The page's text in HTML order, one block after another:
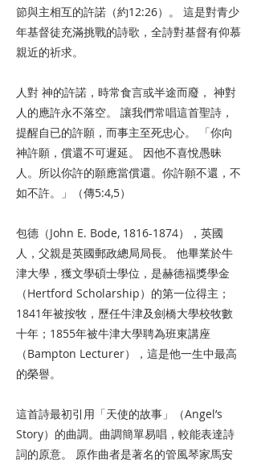
節與主相互的許諾（約12:26）。 這是對青少
年基督徒充滿挑戰的詩歌，全詩對基督有仰慕
親近的祈求。
人對 神的許諾，時常食言或半途而廢， 神對
人的應許永不落空。 讓我們常唱這首聖詩，
提醒自已的許願，而事主至死忠心。 「你向
神許願，償還不可遲延。 因他不喜悅愚昧
人。所以你許的願應當償還。你許願不還，不
如不許。」（傳5:4,5）
包德（John E. Bode, 1816-1874），英國
人，父親是英國郵政總局局長。 他畢業於牛
津大學，獲文學碩士學位，是赫德福獎學金
（Hertford Scholarship）的第一位得主；
1841年被按牧，歷任牛津及劍橋大學校牧數
十年；1855年被牛津大學聘為班東講座
（Bampton Lecturer），這是他一生中最高
的榮譽。
這首詩最初引用「天使的故事」（Angel’s
Story）的曲調。曲調簡單易唱，較能表達詩
詞的原意。 原作曲者是著名的管風琴家馬安